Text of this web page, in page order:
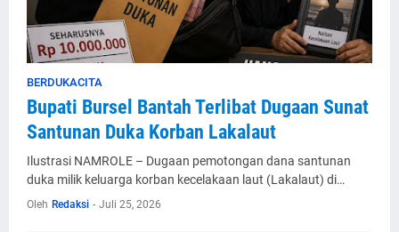
BERDUKACITA
Bupati Bursel Bantah Terlibat Dugaan Sunat
Santunan Duka Korban Lakalaut
Ilustrasi NAMROLE – Dugaan pemotongan dana santunan
duka milik keluarga korban kecelakaan laut (Lakalaut) di…
Oleh Redaksi - Juli 25, 2026